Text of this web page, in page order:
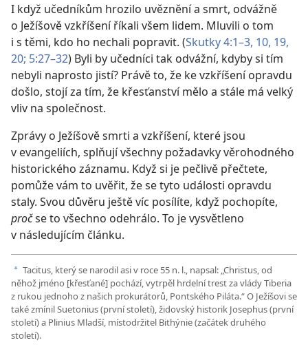
I když učedníkům hrozilo uvěznění a smrt, odvážně
o Ježíšově vzkříšení říkali všem lidem. Mluvili o tom
i s těmi, kdo ho nechali popravit. (Skutky 4:1–3, 10, 19,
20; 5:27–32) Byli by učedníci tak odvážní, kdyby si tím
nebyli naprosto jistí? Právě to, že ke vzkříšení opravdu
došlo, stojí za tím, že křesťanství mělo a stále má velký
vliv na společnost.
Zprávy o Ježíšově smrti a vzkříšení, které jsou
v evangeliích, splňují všechny požadavky věrohodného
historického záznamu. Když si je pečlivě přečtete,
pomůže vám to uvěřit, že se tyto události opravdu
staly. Svou důvěru ještě víc posílíte, když pochopíte,
pročse to všechno odehrálo. To je vysvětleno
v následujícím článku.
a Tacitus, který se narodil asi v roce 55 n. l., napsal: „Christus, od
něhož jméno [křesťané] pochází, vytrpěl hrdelní trest za vlády Tiberia
z rukou jednoho z našich prokurátorů, Pontského Piláta.“ O Ježíšovi se
také zmínil Suetonius (první století), židovský historik Josephus (první
století) a Plinius Mladší, místodržitel Bithýnie (začátek druhého
století).